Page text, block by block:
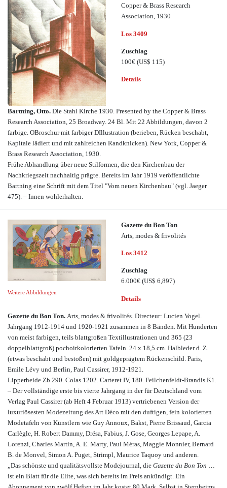
Copper & Brass Research
Association, 1930
Los 3409
Zuschlag
100€ (US$ 115)
Details
Bartning, Otto. Die Stahl Kirche 1930. Presented by the Copper & Brass
Research Association, 25 Broadway. 24 Bl. Mit 22 Abbildungen, davon 2
farbige. OBroschur mit farbiger DIllustration (berieben, Rücken beschabt,
Kapitale lädiert und mit zahlreichen Randknicken). New York, Copper &
Brass Research Association, 1930.
Frühe Abhandlung über neue Stilformen, die den Kirchenbau der
Nachkriegszeit nachhaltig prägte. Bereits im Jahr 1919 veröffentlichte
Bartning eine Schrift mit dem Titel "Vom neuen Kirchenbau" (vgl. Jaeger
475). – Innen wohlerhalten.
Weitere Abbildungen
Gazette du Bon Ton
Arts, modes & frivolités
Los 3412
Zuschlag
6.000€ (US$ 6,897)
Details
Gazette du Bon Ton. Arts, modes & frivolités. Directeur: Lucien Vogel.
Jahrgang 1912-1914 und 1920-1921 zusammen in 8 Bänden. Mit Hunderten
von meist farbigen, teils blattgroßen Textillustrationen und 365 (23
doppelblattgroß) pochoirkolorierten Tafeln. 24 x 18,5 cm. Halbleder d. Z.
(etwas beschabt und bestoßen) mit goldgeprägtem Rückenschild. Paris,
Emile Lévy und Berlin, Paul Cassirer, 1912-1921.
Lipperheide Zb 290. Colas 1202. Carteret IV, 180. Feilchenfeldt-Brandis K1.
– Der vollständige erste bis vierte Jahrgang in der für Deutschland vom
Verlag Paul Cassirer (ab Heft 4 Februar 1913) vertriebenen Version der
luxuriösesten Modezeitung des Art Déco mit den duftigen, fein kolorierten
Modetafeln von Künstlern wie Guy Annoux, Bakst, Pierre Brissaud, Garcia
Carlègle, H. Robert Dammy, Drésa, Fabius, J. Gose, Georges Lepape, A.
Lorenzi, Charles Martin, A. E. Marty, Paul Méras, Maggie Monnier, Bernard
B. de Monvel, Simon A. Puget, Strimpl, Maurice Taquoy und anderen.
„Das schönste und qualitätsvollste Modejournal, die Gazette du Bon Ton …
ist ein Blatt für die Elite, was sich bereits im Preis ankündigt. Ein